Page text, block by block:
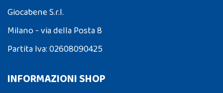
Giocabene S.r.l.
Milano - via della Posta 8
Partita Iva: 02608090425
INFORMAZIONI SHOP